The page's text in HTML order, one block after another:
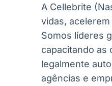
A Cellebrite
vidas,
Somos líderes
capacitando as
legalmente
agências e